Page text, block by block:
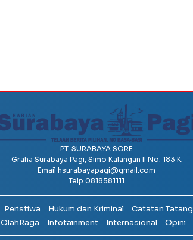
PT. SURABAYA SORE
Graha Surabaya Pagi, Simo Kalangan II No. 183 K
Email hsurabayapagi@gmail.com
Telp 0818581111
Peristiwa Hukum dan Kriminal Catatan Tatang
OlahRaga Infotainment Internasional Opini